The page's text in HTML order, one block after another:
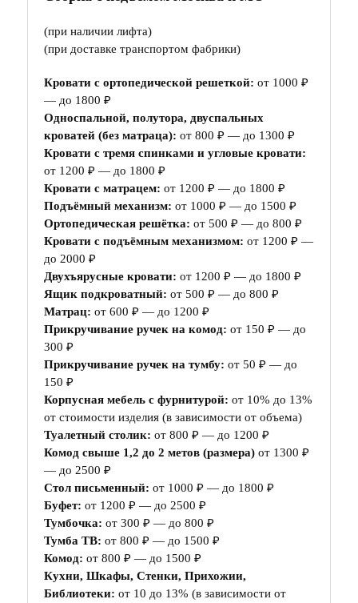
(при наличии лифта)
(при доставке транспортом фабрики)
Кровати с ортопедической решеткой: от 1000 ₽
— до 1800 ₽
Односпальной, полутора, двуспальных
кроватей (без матраца): от 800 ₽ — до 1300 ₽
Кровати с тремя спинками и угловые кровати:
от 1200 ₽ — до 1800 ₽
Кровати с матрацем: от 1200 ₽ — до 1800 ₽
Подъёмный механизм: от 1000 ₽ — до 1500 ₽
Ортопедическая решётка: от 500 ₽ — до 800 ₽
Кровати с подъёмным механизмом: от 1200 ₽ —
до 2000 ₽
Двухъярусные кровати: от 1200 ₽ — до 1800 ₽
Ящик подкроватный: от 500 ₽ — до 800 ₽
Матрац: от 600 ₽ — до 1200 ₽
Прикручивание ручек на комод: от 150 ₽ — до
300 ₽
Прикручивание ручек на тумбу: от 50 ₽ — до
150 ₽
Корпусная мебель с фурнитурой: от 10% до 13%
от стоимости изделия (в зависимости от объема)
Туалетный столик: от 800 ₽ — до 1200 ₽
Комод свыше 1,2 до 2 метов (размера) от 1300 ₽
— до 2500 ₽
Стол письменный: от 1000 ₽ — до 1800 ₽
Буфет: от 1200 ₽ — до 2500 ₽
Тумбочка: от 300 ₽ — до 800 ₽
Тумба ТВ: от 800 ₽ — до 1500 ₽
Комод: от 800 ₽ — до 1500 ₽
Кухни, Шкафы, Стенки, Прихожии,
Библиотеки: от 10 до 13% (в зависимости от